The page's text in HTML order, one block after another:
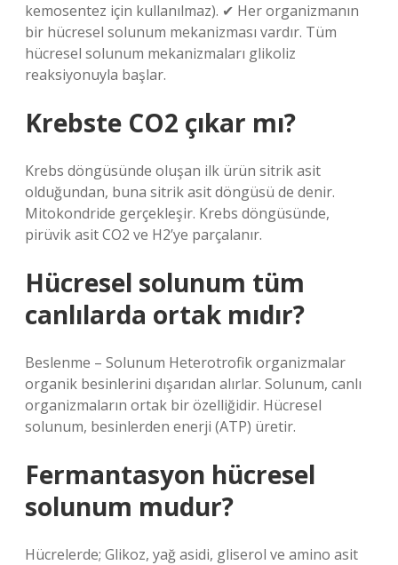
kemosentez için kullanılmaz). ✔ Her organizmanın
bir hücresel solunum mekanizması vardır. Tüm
hücresel solunum mekanizmaları glikoliz
reaksiyonuyla başlar.
Krebste CO2 çıkar mı?
Krebs döngüsünde oluşan ilk ürün sitrik asit
olduğundan, buna sitrik asit döngüsü de denir.
Mitokondride gerçekleşir. Krebs döngüsünde,
pirüvik asit CO2 ve H2’ye parçalanır.
Hücresel solunum tüm
canlılarda ortak mıdır?
Beslenme – Solunum Heterotrofik organizmalar
organik besinlerini dışarıdan alırlar. Solunum, canlı
organizmaların ortak bir özelliğidir. Hücresel
solunum, besinlerden enerji (ATP) üretir.
Fermantasyon hücresel
solunum mudur?
Hücrelerde; Glikoz, yağ asidi, gliserol ve amino asit